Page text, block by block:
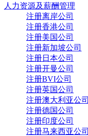
人力资源及薪酬管理
注册离岸公司
注册香港公司
注册美国公司
注册新加坡公司
注册日本公司
注册开曼公司
注册BVI公司
注册英国公司
注册澳大利亚公司
注册德国公司
注册印度公司
注册马来西亚公司